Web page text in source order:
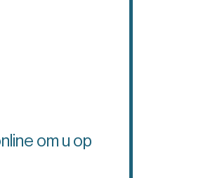
om u op